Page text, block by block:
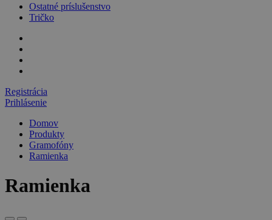
Ostatné príslušenstvo
Tričko
Registrácia
Prihlásenie
Domov
Produkty
Gramofóny
Ramienka
Ramienka